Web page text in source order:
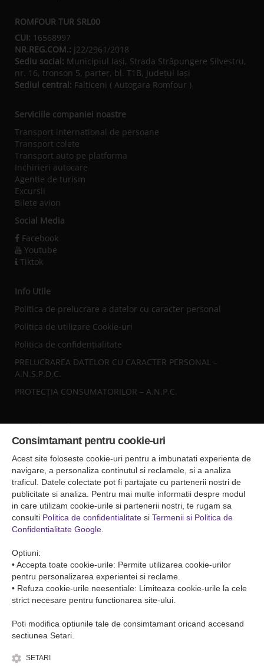
ROMFOUR TUR SRL00
CUI: 16568997
NR.REG.COM.: J22/2961/2018
Sediu social: Municipiul Iaşi, Strada Străpungere Silvestru,
nr. 16, tronson 5, parter, bl. T1B, Județul Iaşi
Sediul central: Falticeni ( Autogara Romfour )
Serviciile companiei noastre
Transport international de persoane
Transport colete
Transport auto pe platforma
Inchirieri autocare
Agentie de turism
Excursii
Bilete avion
Social Media
Facebook
Youtube
Tiktok
Info Utile
Politica de prelucrare a datelor cu caracter personal
Politica de utilizare Cookie-uri
Politica de confidențialitate
PRELUCRAREA DATELOR CU CARACTER PERSONAL –
A.N.S.P.D.C.
PROTECȚIA CONSUMATORILOR – A.N.P.C.
Sediul central
Falticeni ( Autogara Romfour )
str. Plutonier Ghiniţă nr.8, Fălticeni, judeţul Suceava
0040374557200
Condiții de Transport
Condițiile de transport colete
Condițiile de transport persone
Consimtamant pentru cookie-uri
Acest site foloseste cookie-uri pentru a imbunatati experienta de
navigare, a personaliza continutul si reclamele, si a analiza
traficul. Datele colectate pot fi partajate cu partenerii nostri de
publicitate si analiza. Pentru mai multe informatii despre modul
in care utilizam cookie-urile si partenerii nostri, te rugam sa
consulti Politica de confidentialitate si Termenii si Politica de
Confidentialitate Google
Optiuni:
• Accepta toate cookie-urile: Permite utilizarea cookie-urilor
pentru personalizarea experientei si reclame.
• Refuza cookie-urile neesentiale: Limiteaza cookie-urile la cele
strict necesare pentru functionarea site-ului.
Poti modifica optiunile tale de consimtamant oricand accesand
sectiunea Setari.
SETARI